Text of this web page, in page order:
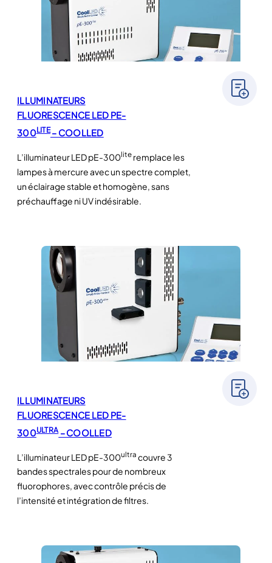
ILLUMINATEURS
FLUORESCENCE LED PE-
300LITE– COOLLED
L’illuminateur LED pE-300lite remplace les
lampes à mercure avec un spectre complet,
un éclairage stable et homogène, sans
préchauffage ni UV indésirable.
ILLUMINATEURS
FLUORESCENCE LED PE-
300ULTRA– COOLLED
L’illuminateur LED pE-300ultra couvre 3
bandes spectrales pour de nombreux
fluorophores, avec contrôle précis de
l’intensité et intégration de filtres.